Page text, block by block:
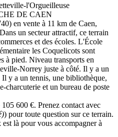
l'Orgueilleuse
DE CAEN
en vente à 11 km de Caen,
un secteur attractif, ce terrain
et des écoles. L'École
les Coquelicots sont
à pied. Niveau transports en
Norrey juste à côté. Il y a un
y a un tennis, une bibliothèque,
charcuterie et un bureau de poste
600 €. Prenez contact avec
) pour toute question sur ce terrain.
là pour vous accompagner à